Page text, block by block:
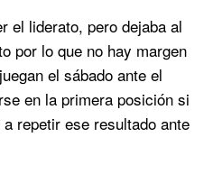
el liderato, pero dejaba al
por lo que no hay margen
el sábado ante el
en la primera posición si
repetir ese resultado ante